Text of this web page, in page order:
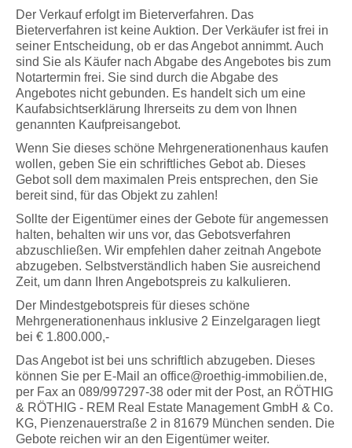
Der Verkauf erfolgt im Bieterverfahren. Das
Bieterverfahren ist keine Auktion. Der Verkäufer ist frei in
seiner Entscheidung, ob er das Angebot annimmt. Auch
sind Sie als Käufer nach Abgabe des Angebotes bis zum
Notartermin frei. Sie sind durch die Abgabe des
Angebotes nicht gebunden. Es handelt sich um eine
Kaufabsichtserklärung Ihrerseits zu dem von Ihnen
genannten Kaufpreisangebot.
Wenn Sie dieses schöne Mehrgenerationenhaus kaufen
wollen, geben Sie ein schriftliches Gebot ab. Dieses
Gebot soll dem maximalen Preis entsprechen, den Sie
bereit sind, für das Objekt zu zahlen!
Sollte der Eigentümer eines der Gebote für angemessen
halten, behalten wir uns vor, das Gebotsverfahren
abzuschließen. Wir empfehlen daher zeitnah Angebote
abzugeben. Selbstverständlich haben Sie ausreichend
Zeit, um dann Ihren Angebotspreis zu kalkulieren.
Der Mindestgebotspreis für dieses schöne
Mehrgenerationenhaus inklusive 2 Einzelgaragen liegt
bei € 1.800.000,-
Das Angebot ist bei uns schriftlich abzugeben. Dieses
können Sie per E-Mail an office@roethig-immobilien.de,
per Fax an 089/997297-38 oder mit der Post, an RÖTHIG
& RÖTHIG - REM Real Estate Management GmbH & Co.
KG, Pienzenauerstraße 2 in 81679 München senden. Die
Gebote reichen wir an den Eigentümer weiter.